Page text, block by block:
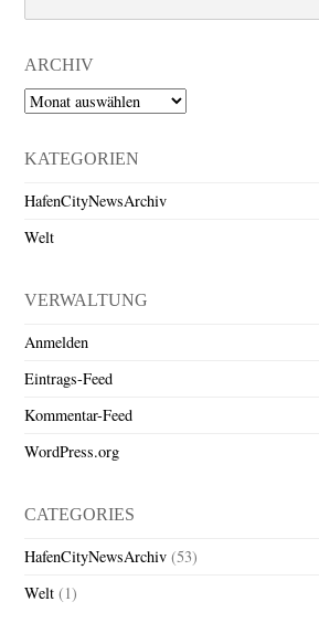
ARCHIV
Archiv
KATEGORIEN
HafenCityNewsArchiv
Welt
VERWALTUNG
Anmelden
Eintrags-Feed
Kommentar-Feed
WordPress.org
CATEGORIES
HafenCityNewsArchiv (53)
Welt (1)